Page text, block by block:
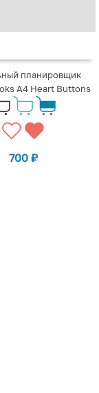
планировщик
A4 Heart Buttons
700 ₽